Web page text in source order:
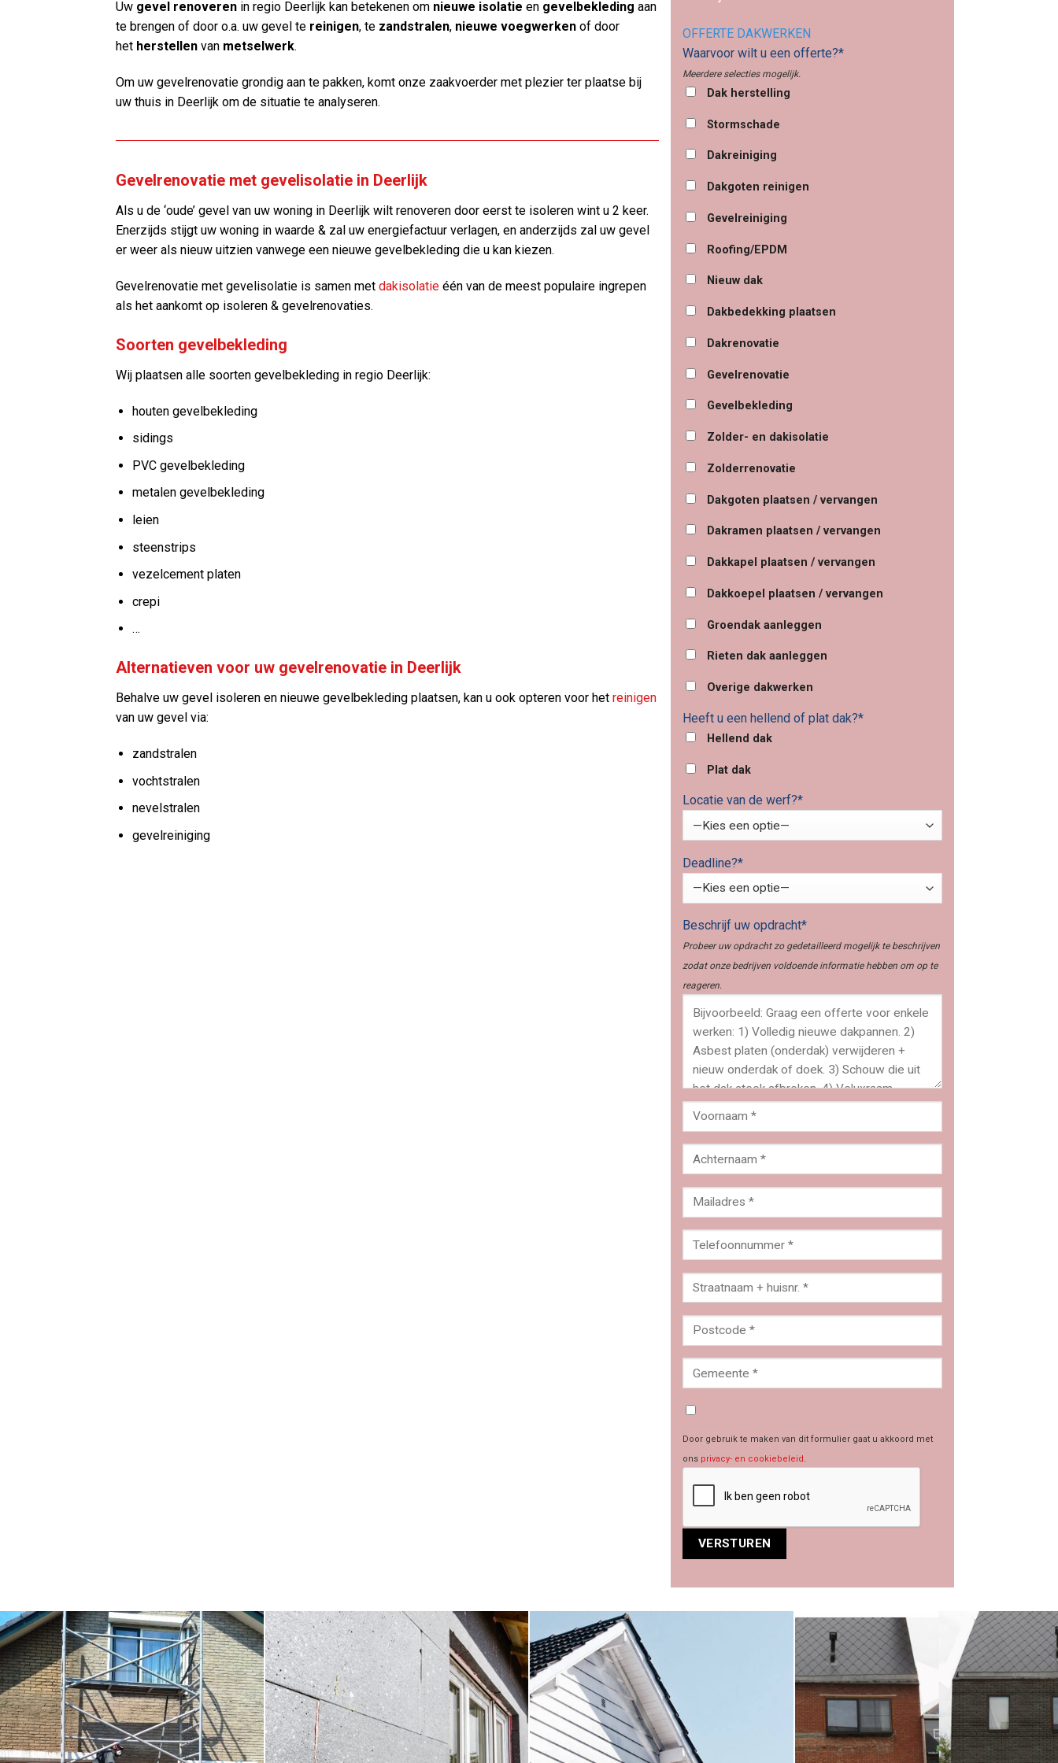
Uw gevel renoveren in regio Deerlijk kan betekenen om nieuwe isolatie en gevelbekleding aan
te brengen of door o.a. uw gevel te reinigen, te zandstralen, nieuwe voegwerken of door
het herstellen van metselwerk.
Om uw gevelrenovatie grondig aan te pakken, komt onze zaakvoerder met plezier ter plaatse bij
uw thuis in Deerlijk om de situatie te analyseren.
Gevelrenovatie met gevelisolatie in Deerlijk
Als u de ‘oude’ gevel van uw woning in Deerlijk wilt renoveren door eerst te isoleren wint u 2 keer.
Enerzijds stijgt uw woning in waarde & zal uw energiefactuur verlagen, en anderzijds zal uw gevel
er weer als nieuw uitzien vanwege een nieuwe gevelbekleding die u kan kiezen.
Gevelrenovatie met gevelisolatie is samen met dakisolatie één van de meest populaire ingrepen
als het aankomt op isoleren & gevelrenovaties.
Soorten gevelbekleding
Wij plaatsen alle soorten gevelbekleding in regio Deerlijk:
houten gevelbekleding
sidings
PVC gevelbekleding
metalen gevelbekleding
leien
steenstrips
vezelcement platen
crepi
…
Alternatieven voor uw gevelrenovatie in Deerlijk
Behalve uw gevel isoleren en nieuwe gevelbekleding plaatsen, kan u ook opteren voor het reinigen
van uw gevel via:
zandstralen
vochtstralen
nevelstralen
gevelreiniging
OFFERTE DAKWERKEN
Waarvoor wilt u een offerte?*
Meerdere selecties mogelijk.
Dak herstelling
Stormschade
Dakreiniging
Dakgoten reinigen
Gevelreiniging
Roofing/EPDM
Nieuw dak
Dakbedekking plaatsen
Dakrenovatie
Gevelrenovatie
Gevelbekleding
Zolder- en dakisolatie
Zolderrenovatie
Dakgoten plaatsen / vervangen
Dakramen plaatsen / vervangen
Dakkapel plaatsen / vervangen
Dakkoepel plaatsen / vervangen
Groendak aanleggen
Rieten dak aanleggen
Overige dakwerken
Heeft u een hellend of plat dak?*
Hellend dak
Plat dak
Locatie van de werf?*
Deadline?*
Beschrijf uw opdracht*
Probeer uw opdracht zo gedetailleerd mogelijk te beschrijven
zodat onze bedrijven voldoende informatie hebben om op te
reageren.
Door gebruik te maken van dit formulier gaat u akkoord met
ons privacy- en cookiebeleid.